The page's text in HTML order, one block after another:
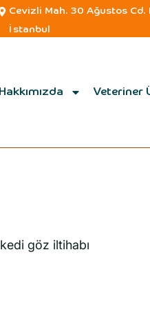
Cevizli Mah. 30 Ağustos Cd.
İstanbul
Hakkımızda Veteriner